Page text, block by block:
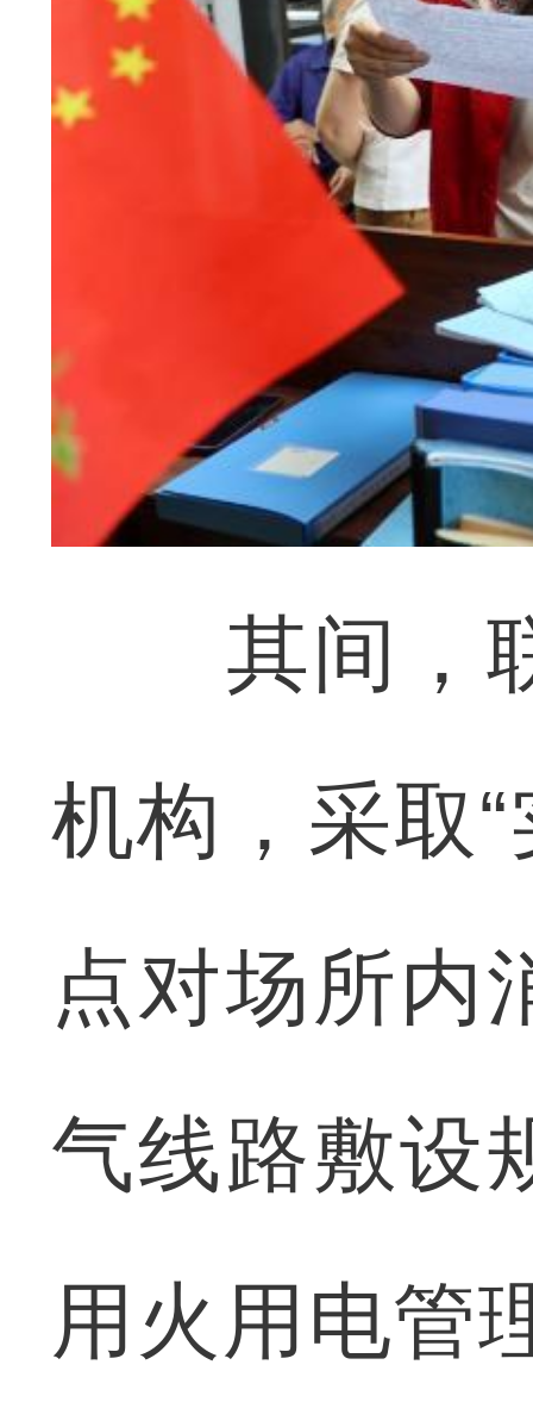
其间，联
机构，采取
点对场所内
气线路敷设
用火用电管